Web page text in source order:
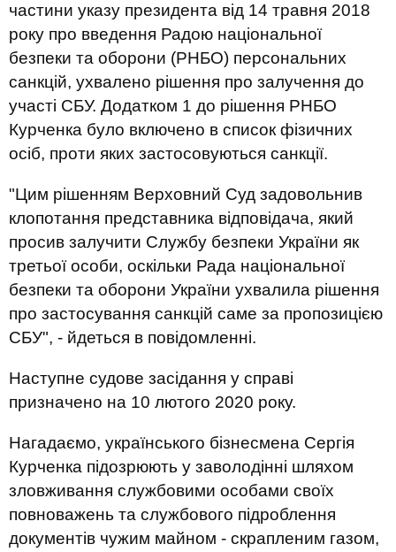
частини указу президента від 14 травня 2018
року про введення Радою національної
безпеки та оборони (РНБО) персональних
санкцій, ухвалено рішення про залучення до
участі СБУ. Додатком 1 до рішення РНБО
Курченка було включено в список фізичних
осіб, проти яких застосовуються санкції.
"Цим рішенням Верховний Суд задовольнив
клопотання представника відповідача, який
просив залучити Службу безпеки України як
третьої особи, оскільки Рада національної
безпеки та оборони України ухвалила рішення
про застосування санкцій саме за пропозицією
СБУ", - йдеться в повідомленні.
Наступне судове засідання у справі
призначено на 10 лютого 2020 року.
Нагадаємо, українського бізнесмена Сергія
Курченка підозрюють у заволодінні шляхом
зловживання службовими особами своїх
повноважень та службового підроблення
документів чужим майном - скрапленим газом,